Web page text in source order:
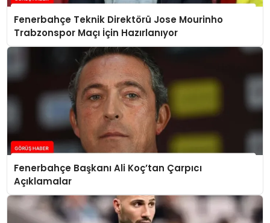
Fenerbahçe Teknik Direktörü Jose Mourinho
Trabzonspor Maçı İçin Hazırlanıyor
Fenerbahçe Başkanı Ali Koç’tan Çarpıcı
Açıklamalar